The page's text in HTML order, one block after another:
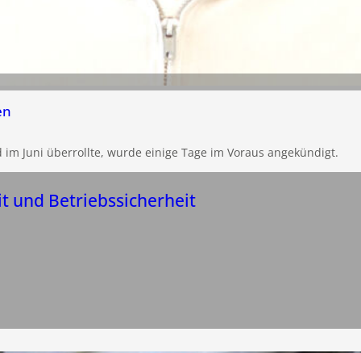
Juni überrollte, wurde einige Tage im Voraus angekündigt.
und Betriebssicherheit